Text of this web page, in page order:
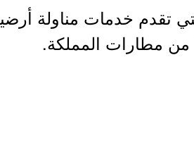
تقدم خدمات مناولة
من مطارات المملكة.